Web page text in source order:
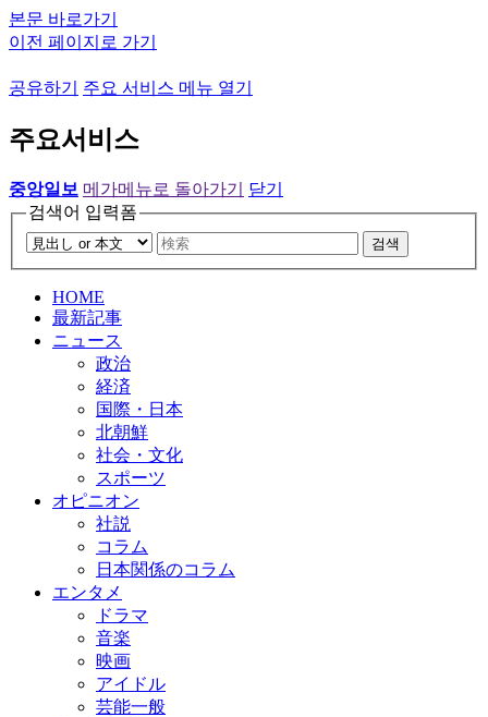
본문 바로가기
이전 페이지로 가기
공유하기 주요 서비스 메뉴 열기
주요서비스
중앙일보 메가메뉴로 돌아가기
닫기
검색어 입력폼
검색
HOME
最新記事
ニュース
政治
経済
国際・日本
北朝鮮
社会・文化
スポーツ
オピニオン
社説
コラム
日本関係のコラム
エンタメ
ドラマ
音楽
映画
アイドル
芸能一般